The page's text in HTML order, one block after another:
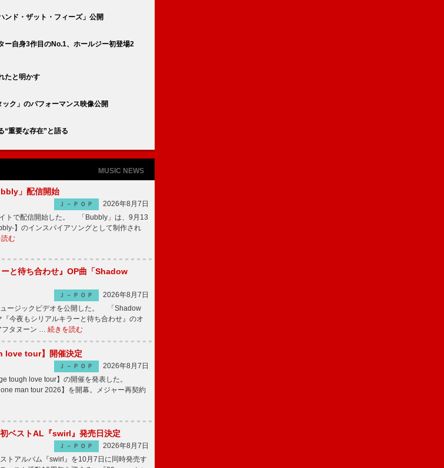
ンド・ザット・フィーズ」公開
ー自身3作目のNo.1、ホールジー初登場2
たと明かす
ク」のパフォーマンス映像公開
“重要な存在”と語る
MUSIC NEWS
」配信開始
Ｊ－ＰＯＰ
2026年8月7日
トで配信開始した。 「Bubbly」は、9月13
】のインスパイアソングとして制作され
む
と待ち合わせ』OP曲「Shadow
Ｊ－ＰＯＰ
2026年8月7日
ージックビデオを公開した。 「Shadow
今夜もシリアルキラーと待ち合わせ』のオ
フタヌーン … 続きを読む
love tour】開催決定
Ｊ－ＰＯＰ
2026年8月7日
tough love tour】の開催を発表した。
man tour 2026】を開幕。メジャー再契約
ベストAL『swirl』発売日決定
Ｊ－ＰＯＰ
2026年8月7日
トアルバム『swirl』を10月7日に同時発売す